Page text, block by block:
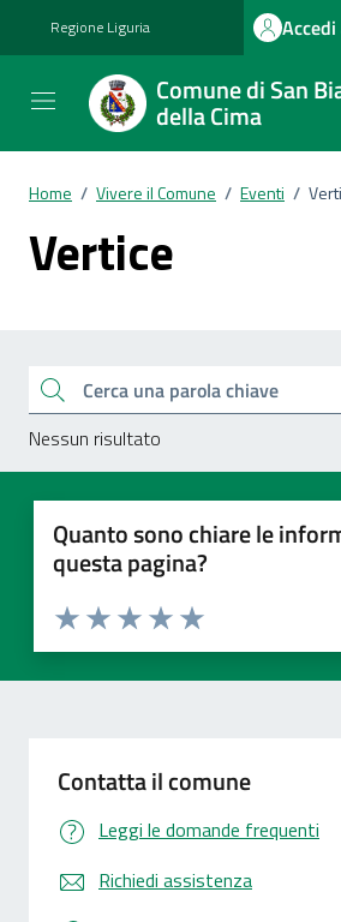
Regione Liguria
Comune di San
della Cima
Home / Vivere il Comune / Eventi /
Vertice
Esplora tutti i
Cerca una parola chiave
Nessun risultato
Quanto sono chiare le
questa pagina?
Valuta 5 stelle su 5
Valuta 4 stelle su 5
Valuta 3 stelle su 5
Valuta 2 stelle su 5
Valuta 1 stelle su 5
Contatta il comune
Leggi le domande frequenti
Richiedi assistenza